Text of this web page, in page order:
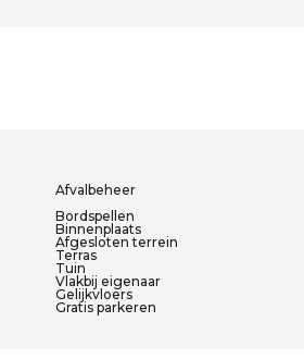
Afvalbeheer
Bordspellen
Binnenplaats
Afgesloten terrein
Terras
Tuin
Vlakbij eigenaar
Gelijkvloers
Gratis parkeren